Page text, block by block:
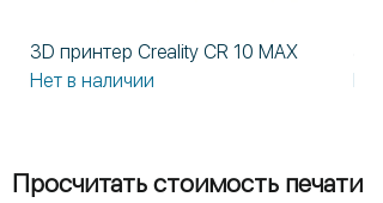
3D принтер Creality CR 10 MAX
Нет в наличии
Просчитать стоимость печати